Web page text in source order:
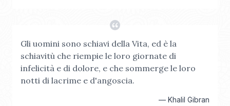
Gli uomini sono schiavi della Vita, ed è la
schiavitù che riempie le loro giornate di
infelicità e di dolore, e che sommerge le loro
notti di lacrime e d'angoscia.
— Khalil Gibran